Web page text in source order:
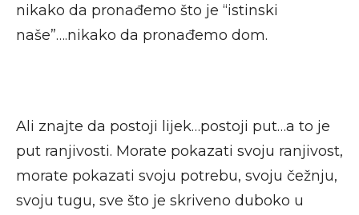
nikako da pronađemo što je “istinski
naše”….nikako da pronađemo dom.
Ali znajte da postoji lijek…postoji put…a to je
put ranjivosti. Morate pokazati svoju ranjivost,
morate pokazati svoju potrebu, svoju čežnju,
svoju tugu, sve što je skriveno duboko u